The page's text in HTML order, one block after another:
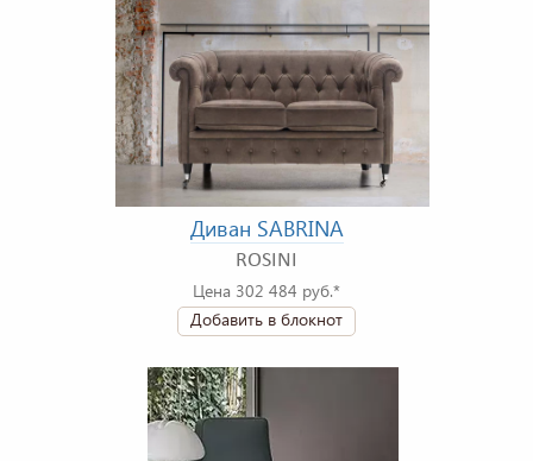
Диван SABRINA
ROSINI
Цена 302 484 руб.*
Добавить в блокнот